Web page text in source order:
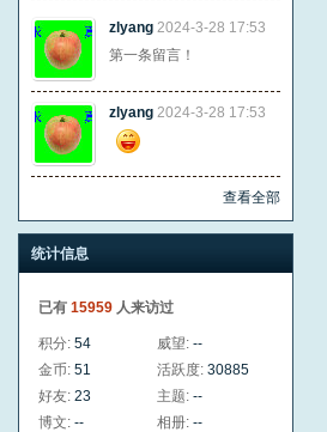
zlyang 2024-3-28 17:53
第一条留言！
zlyang 2024-3-28 17:53
查看全部
统计信息
已有 15959 人来访过
积分: 54 威望: --
金币: 51 活跃度: 30885
好友: 23 主题: --
博文: -- 相册: --